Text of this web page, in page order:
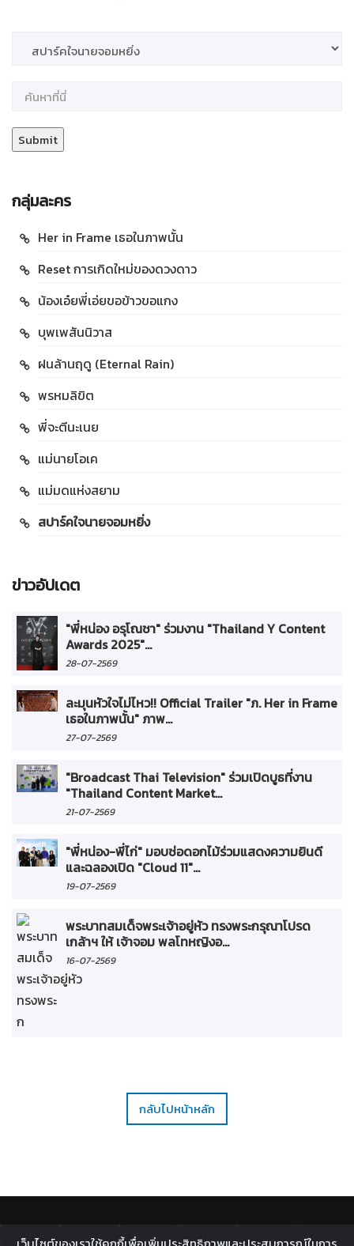
กลุ่มละคร
Her in Frame เธอในภาพนั้น
Reset การเกิดใหม่ของดวงดาว
น้องเอ๋ยพี่เอ่ยขอข้าวขอแกง
บุพเพสันนิวาส
ฝนล้านฤดู (Eternal Rain)
พรหมลิขิต
พี่จะตีนะเนย
แม่นายโอเค
แม่มดแห่งสยาม
สปาร์คใจนายจอมหยิ่ง
ข่าวอัปเดต
"พี่หน่อง อรุโณชา" ร่วมงาน "Thailand Y Content
Awards 2025"...
28-07-2569
ละมุนหัวใจไม่ไหว!! Official Trailer "ภ. Her in Frame
เธอในภาพนั้น" ภาพ...
27-07-2569
"Broadcast Thai Television" ร่วมเปิดบูธที่งาน
"Thailand Content Market...
21-07-2569
"พี่หน่อง-พี่ไก่" มอบช่อดอกไม้ร่วมแสดงความยินดี
และฉลองเปิด "Cloud 11"...
19-07-2569
พระบาทสมเด็จพระเจ้าอยู่หัว ทรงพระกรุณาโปรด
เกล้าฯ ให้ เจ้าจอม พลโทหญิงอ...
16-07-2569
กลับไปหน้าหลัก